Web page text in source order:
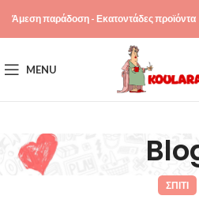
Άμεση παράδοση - Εκατοντάδες προϊόντα
MENU
ΣΠΊΤΙ